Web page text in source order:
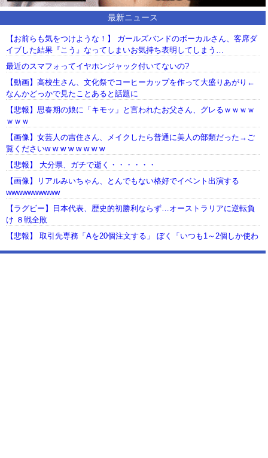
最新ニュース
【お前らも気をつけような！】 ガールズバンドのボーカルさん、客席ダ
イブした結果『こう』なってしまいお気持ち表明してしまう…
最近のスマフォってイヤホンジャック付いてないの?
【動画】高校生さん、文化祭でコーヒーカップを作って大盛りあがり←
なんかどっかで見たことあると話題に
【悲報】思春期の娘に「キモッ」と言われたお父さん、グレるｗｗｗｗ
ｗｗｗ
【画像】女芸人の吉住さん、メイクしたら普通に美人の部類だった→ご
覧くださいw w w w w w w w
【悲報】 大分県、ガチで逝く・・・・・・
【画像】リアルみいちゃん、とんでもない格好でイベント出演する
wwwwwwwwww
【ラグビー】日本代表、歴史的初勝利ならず…オーストラリアに逆転負
け ８戦全敗
【悲報】 取引先専務「Aを20個注文する」 ぼく「いつも1～2個しか使わ